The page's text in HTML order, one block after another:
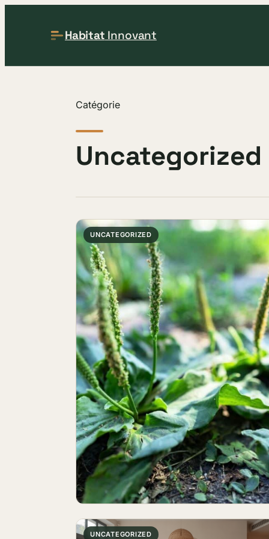
Habitat Innovant
Catégorie
Uncategorized
UNCATEGORIZED
UNCATEGORIZED